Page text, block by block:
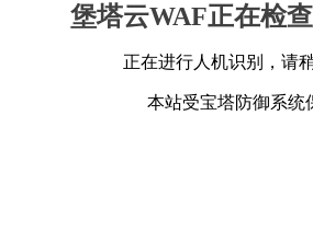
堡塔云WAF正在检
正在进行人机识别，请
本站受宝塔防御系统